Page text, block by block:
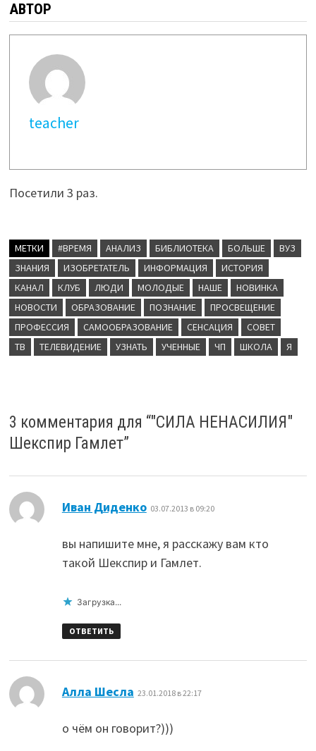
АВТОР
teacher
Посетили 3 раз.
МЕТКИ #ВРЕМЯ АНАЛИЗ БИБЛИОТЕКА БОЛЬШЕ
ВУЗ
ЗНАНИЯ
ИЗОБРЕТАТЕЛЬ ИНФОРМАЦИЯ
ИСТОРИЯ
КАНАЛ
КЛУБ ЛЮДИ МОЛОДЫЕ НАШЕ
НОВИНКА
НОВОСТИ
ОБРАЗОВАНИЕ ПОЗНАНИЕ
ПРОСВЕЩЕНИЕ
ПРОФЕССИЯ
САМООБРАЗОВАНИЕ СЕНСАЦИЯ
СОВЕТ
ТВ
ТЕЛЕВИДЕНИЕ УЗНАТЬ УЧЕННЫЕ ЧП ШКОЛА Я
3 комментария для “"СИЛА НЕНАСИЛИЯ"
Шекспир Гамлет”
Иван Диденко: 03.07.2013 в 09:20
вы напишите мне, я расскажу вам кто
такой Шекспир и Гамлет.
Загрузка...
ОТВЕТИТЬ
Алла Шесла 23.01.2018 в 22:17
о чём он говорит?)))